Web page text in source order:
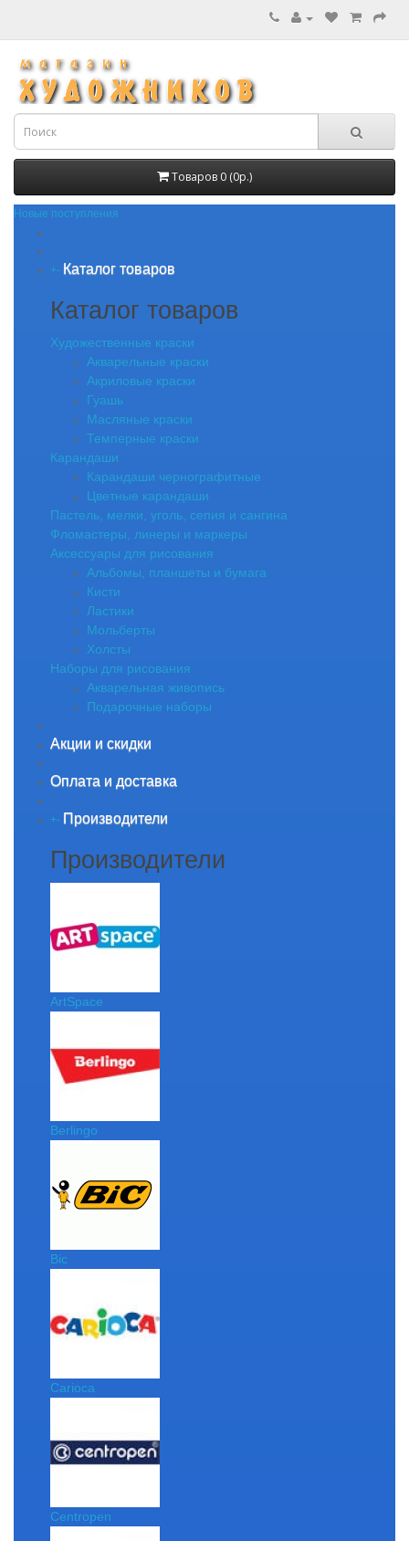
Товаров 0 (0р.)
Новые поступления
+- Каталог товаров
Каталог товаров
Художественные краски
Акварельные краски
Акриловые краски
Гуашь
Масляные краски
Темперные краски
Карандаши
Карандаши чернографитные
Цветные карандаши
Пастель, мелки, уголь, сепия и сангина
Фломастеры, линеры и маркеры
Аксессуары для рисования
Альбомы, планшеты и бумага
Кисти
Ластики
Мольберты
Холсты
Наборы для рисования
Акварельная живопись
Подарочные наборы
Акции и скидки
Оплата и доставка
+- Производители
Производители
ArtSpace
Berlingo
Bic
Carioca
Centropen